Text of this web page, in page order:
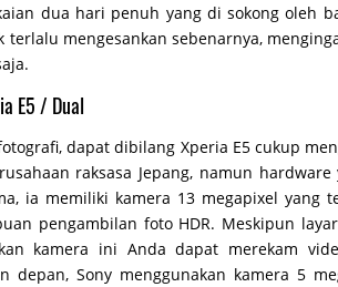
dua hari penuh yang di sokong oleh
terlalu mengesankan sebenarnya,
E5 / Dual
dapat dibilang Xperia E5 cukup
raksasa Jepang, namun
ia memiliki kamera 13 megapixel yang
pengambilan foto HDR. Meskipun
kamera ini Anda dapat merekam
depan, Sony menggunakan kamera 5